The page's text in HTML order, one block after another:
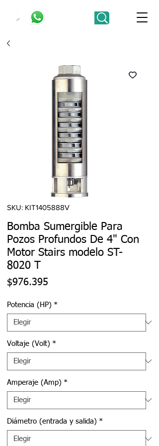
SKU: KIT1405888V
Bomba Sumergible Para
Pozos Profundos De 4" Con
Motor Stairs modelo ST-
8020 T
$976.395
Potencia (HP) *
Voltaje (Volt) *
Amperaje (Amp) *
Diámetro (entrada y salida) *